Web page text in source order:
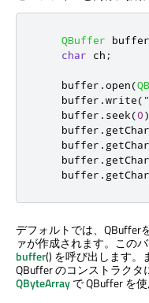
QBuffer buffer
char ch ;
    buffer
.open(
    buffer
.write(
    buffer
. seek(0
    buffer
. getChar
    buffer
. getChar
    buffer
. getChar
    buffer
. getChar
デフォルトでは、QBuffer
ァが作成されます。この
buffer() を呼び出します。
QBuffer のコンストラク
QByteArrayで QBuffer を